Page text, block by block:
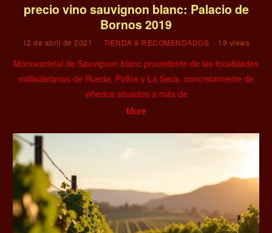
precio vino sauvignon blanc: Palacio de
Bornos 2019
12 de abril de 2021 TIENDA & RECOMENDADOS 19 views
Monovarietal de Sauvignon blanc procedente de las localidades
vallisoletanas de Rueda, Pollos y La Seca, concretamente de
viñedos situados a más de
More